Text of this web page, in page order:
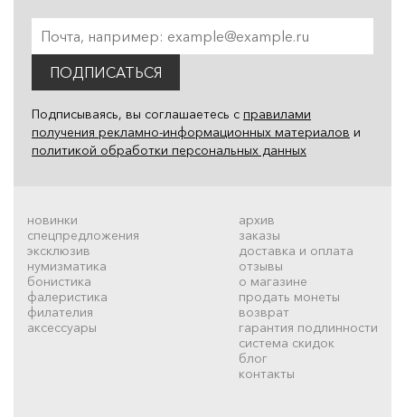
ПОДПИСАТЬСЯ
Подписываясь, вы соглашаетесь с правилами
получения рекламно-информационных материалов и
политикой обработки персональных данных
новинки
спецпредложения
эксклюзив
нумизматика
бонистика
фалеристика
филателия
аксессуары
архив
заказы
доставка и оплата
отзывы
о магазине
продать монеты
возврат
гарантия подлинности
система скидок
блог
контакты